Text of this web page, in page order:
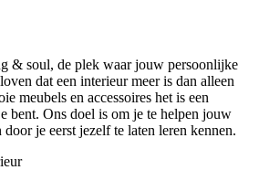
& soul, de plek waar jouw persoonlijke
dat een interieur meer is dan alleen
meubels en accessoires het is een
bent. Ons doel is om je te helpen jouw
je eerst jezelf te laten leren kennen.